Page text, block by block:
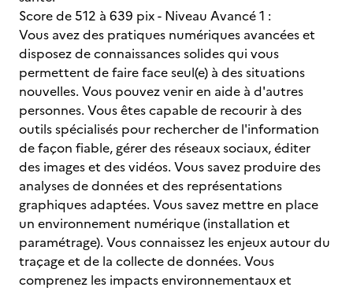
Score de 512 à 639 pix - Niveau Avancé 1 :
Vous avez des pratiques numériques avancées et
disposez de connaissances solides qui vous
permettent de faire face seul(e) à des situations
nouvelles. Vous pouvez venir en aide à d'autres
personnes. Vous êtes capable de recourir à des
outils spécialisés pour rechercher de l'information
de façon fiable, gérer des réseaux sociaux, éditer
des images et des vidéos. Vous savez produire des
analyses de données et des représentations
graphiques adaptées. Vous savez mettre en place
un environnement numérique (installation et
paramétrage). Vous connaissez les enjeux autour du
traçage et de la collecte de données. Vous
comprenez les impacts environnementaux et